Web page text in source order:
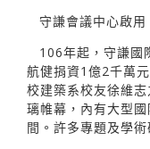
守謙會議中心啟用
106年起，守謙國
航健捐資1億2千萬
校建築系校友徐維
璃帷幕，內有大型
間。許多專題及學